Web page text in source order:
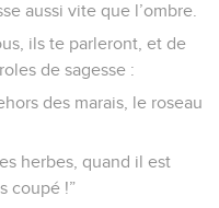
aussi vite que l’ombre.
ils te parleront, et de
de sagesse :
des marais, le roseau
herbes, quand il est
coupé !”